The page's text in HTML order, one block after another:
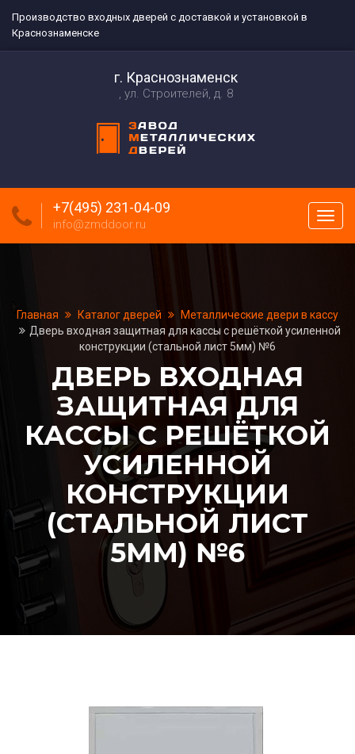
Производство входных дверей с доставкой и установкой в
Краснознаменске
г. Краснознаменск
ул. Строителей, д. 8
меню
+7(495) 231-04-09
info@zmddoor.ru
Главная Каталог дверей
Металлические двери в кассу
Дверь входная защитная для кассы с решёткой усиленной
конструкции (стальной лист 5мм) №6
ДВЕРЬ ВХОДНАЯ
ЗАЩИТНАЯ ДЛЯ
КАССЫ С РЕШЁТКОЙ
УСИЛЕННОЙ
КОНСТРУКЦИИ
(СТАЛЬНОЙ ЛИСТ
5ММ) №6